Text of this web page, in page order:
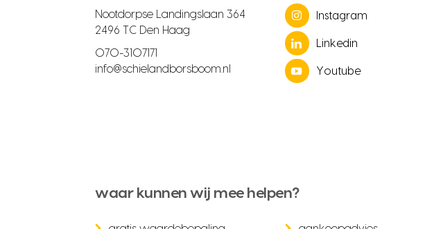
Nootdorpse Landingslaan 364
2496 TC Den Haag
070-3107171
info@schielandborsboom.nl
Instagram
Linkedin
Youtube
waar kunnen wij mee helpen?